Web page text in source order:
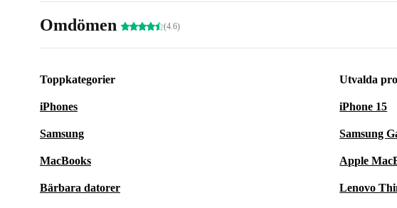
Omdömen (4.6)
Toppkategorier
iPhones
Samsung
MacBooks
Bärbara datorer
Utvalda
iPhone 15
Samsung
Apple
Lenovo